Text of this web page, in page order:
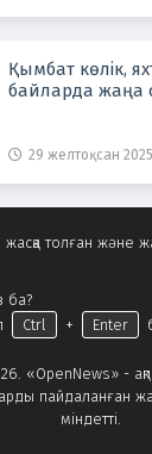
Қымбат көлік,
байларда жаңа
29 желтоқсан
«OpenNews» -
пайдаланған
міндетті.
жасқа толған және
ба?
Ctrl + Enter